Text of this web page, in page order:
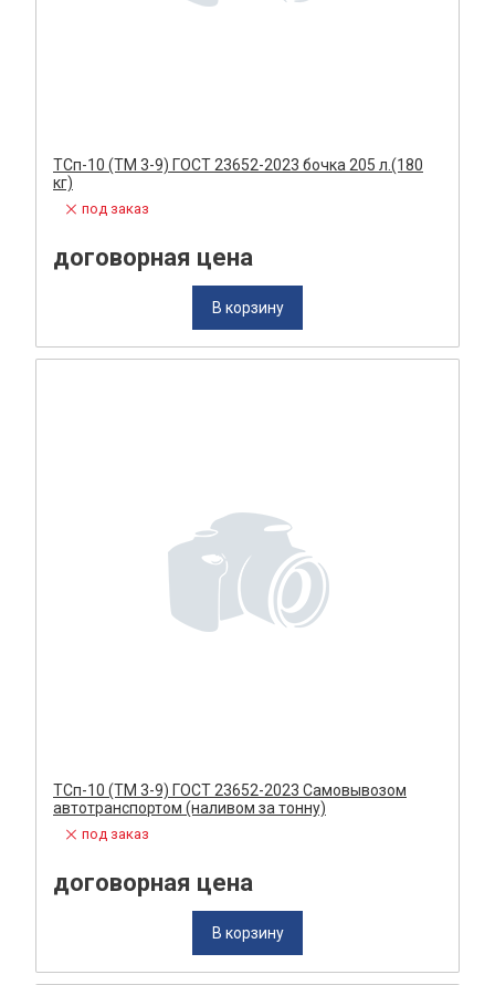
ТСп-10 (ТМ 3-9) ГОСТ 23652-2023 бочка 205 л.(180
кг)
под заказ
договорная цена
В корзину
ТСп-10 (ТМ 3-9) ГОСТ 23652-2023 Самовывозом
автотранспортом (наливом за тонну)
под заказ
договорная цена
В корзину